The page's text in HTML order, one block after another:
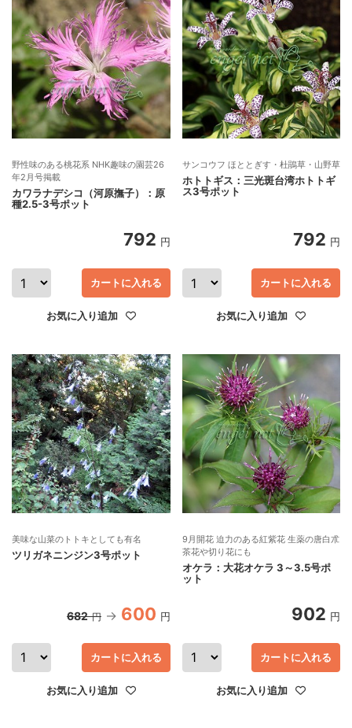
野性味のある桃花系 NHK趣味の園芸26
年2月号掲載
カワラナデシコ（河原撫子）：原
種2.5-3号ポット
792 円
カートに入れる
お気に入り追加
サンコウフ ほととぎす・杜鵑草・山野草
ホトトギス：三光斑台湾ホトトギ
ス3号ポット
792 円
カートに入れる
お気に入り追加
美味な山菜のトトキとしても有名
ツリガネニンジン3号ポット
682 円 600 円
カートに入れる
お気に入り追加
9月開花 迫力のある紅紫花 生薬の唐白朮
茶花や切り花にも
オケラ：大花オケラ 3～3.5号ポ
ット
902 円
カートに入れる
お気に入り追加